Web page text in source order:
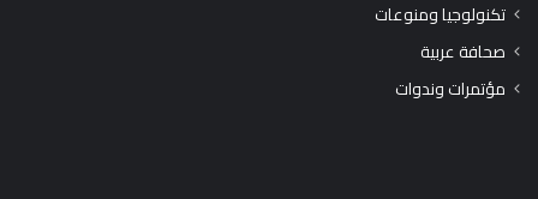
تكنولوجيا ومنوعات
صحافة عربية
مؤتمرات وندوات